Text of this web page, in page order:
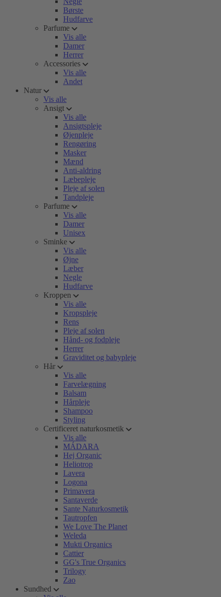
Børste
Hudfarve
Parfume
Vis alle
Damer
Herrer
Accessories
Vis alle
Andet
Natur
Vis alle
Ansigt
Vis alle
Ansigtspleje
Øjenpleje
Rengøring
Masker
Mænd
Anti-aldring
Læbepleje
Pleje af solen
Tandpleje
Parfume
Vis alle
Damer
Unisex
Sminke
Vis alle
Øjne
Læber
Negle
Hudfarve
Kroppen
Vis alle
Kropspleje
Rens
Pleje af solen
Hånd- og fodpleje
Herrer
Graviditet og babypleje
Hår
Vis alle
Farvelægning
Balsam
Hårpleje
Shampoo
Styling
Certificeret naturkosmetik
Vis alle
MÁDARA
Hej Organic
Heliotrop
Lavera
Logona
Primavera
Santaverde
Sante Naturkosmetik
Tautropfen
We Love The Planet
Weleda
Mukti Organics
Cattier
GG's True Organics
Trilogy
Zao
Sundhed